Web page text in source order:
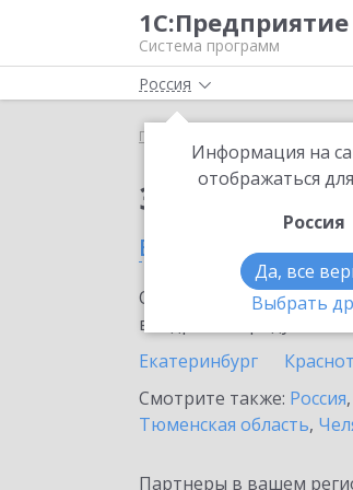
1С:Предприятие
Система программ
Россия
Информация на
отображаться
Россия
Да, все
Выбрать
Главная
Заказать
в
Ознакомьтесь с
внедрение продукта.
Екатеринбург
Смотрите также: Россия,
Тюменская область,
Партнеры в вашем